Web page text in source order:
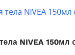
NIVEA 150мл